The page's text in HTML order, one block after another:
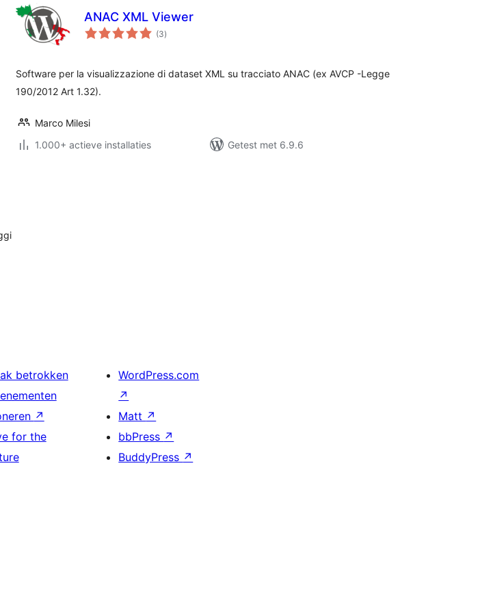
ANAC XML Viewer
(3totaal
waarderingen
)
Software per la visualizzazione di dataset XML su tracciato ANAC (ex AVCP -Legge
190/2012 Art 1.32).
Marco Milesi
1.000+ actieve installaties
Getest met 6.9.6
betrokken
↗
for the
WordPress.com
↗
Matt ↗
bbPress ↗
BuddyPress ↗